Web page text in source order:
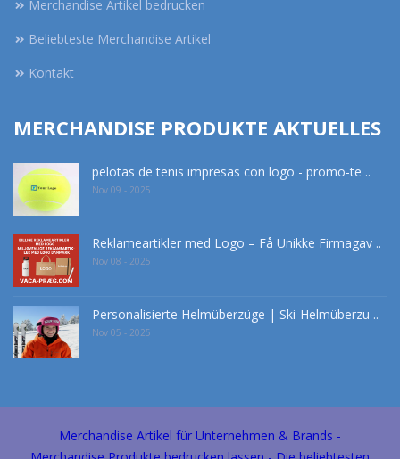
Merchandise Artikel bedrucken
Beliebteste Merchandise Artikel
Kontakt
MERCHANDISE PRODUKTE AKTUELLES
pelotas de tenis impresas con logo - promo-te ..
Nov 09 - 2025
Reklameartikler med Logo – Få Unikke Firmagav ..
Nov 08 - 2025
Personalisierte Helmüberzüge | Ski-Helmüberzu ..
Nov 05 - 2025
Merchandise Artikel für Unternehmen & Brands -